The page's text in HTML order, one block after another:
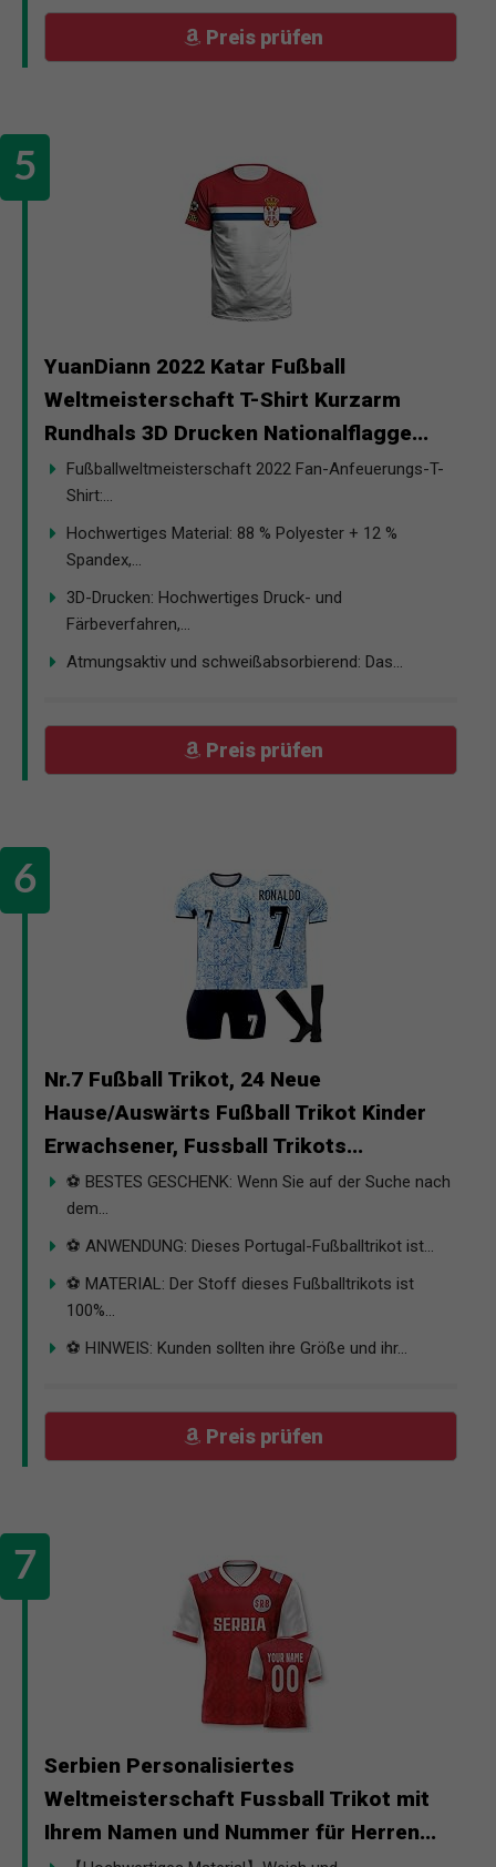
Preis prüfen
YuanDiann 2022 Katar Fußball
Weltmeisterschaft T-Shirt Kurzarm
Rundhals 3D Drucken Nationalflagge...
Fußballweltmeisterschaft 2022 Fan-Anfeuerungs-T-
Shirt:...
Hochwertiges Material: 88 % Polyester + 12 %
Spandex,...
3D-Drucken: Hochwertiges Druck- und
Färbeverfahren,...
Atmungsaktiv und schweißabsorbierend: Das...
Preis prüfen
Nr.7 Fußball Trikot, 24 Neue
Hause/Auswärts Fußball Trikot Kinder
Erwachsener, Fussball Trikots...
⚽ BESTES GESCHENK: Wenn Sie auf der Suche nach
dem...
⚽ ANWENDUNG: Dieses Portugal-Fußballtrikot ist...
⚽ MATERIAL: Der Stoff dieses Fußballtrikots ist
100%...
⚽ HINWEIS: Kunden sollten ihre Größe und ihr...
Preis prüfen
Serbien Personalisiertes
Weltmeisterschaft Fussball Trikot mit
Ihrem Namen und Nummer für Herren...